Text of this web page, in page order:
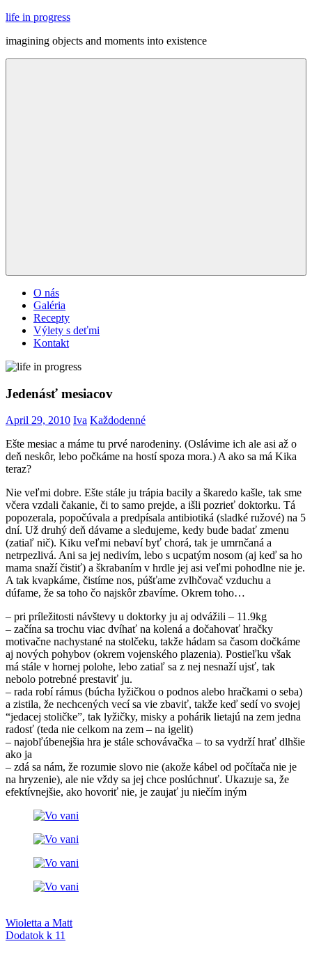
Skip
content
life in progress
imagining objects and moments into existence
O nás
Galéria
Recepty
Výlety s deťmi
Kontakt
Jedenásť mesiacov
April 29, 2010 Iva Každodenné
Ešte mesiac a máme tu prvé narodeniny. (Oslávime ich ale asi až o
deň neskôr, lebo počkáme na hostí spoza mora.) A ako sa má Kika
teraz?
Nie veľmi dobre. Ešte stále ju trápia bacily a škaredo kašle, tak sme
včera vzdali čakanie, či to samo prejde, a išli pozrieť doktorku. Tá
popozerala, popočúvala a predpísala antibiotiká (sladké ružové) na 5
dní. Už druhý deň dávame a sledujeme, kedy bude badať zmenu
(zatiaľ nič). Kiku veľmi nebaví byť chorá, tak je umrnčaná a
netrpezlivá. Ani sa jej nedivím, lebo s ucpatým nosom (aj keď sa ho
mama snaží čistiť) a škrabaním v hrdle jej asi veľmi pohodlne nie je.
A tak kvapkáme, čistíme nos, púšťame zvlhčovač vzduchu a
dúfame, že sa toho čo najskôr zbavíme. Okrem toho…
– pri príležitosti návštevy u doktorky ju aj odvážili – 11.9kg
– začína sa trochu viac dvíhať na kolená a dočahovať hračky
motivačne nachystané na stolčeku, takže hádam sa časom dočkáme
aj nových pohybov (okrem vojenského plazenia). Postieľku však
má stále v hornej polohe, lebo zatiaľ sa z nej nesnaží ujsť, tak
nebolo potrebné prestaviť ju.
– rada robí rámus (búcha lyžičkou o podnos alebo hračkami o seba)
a zistila, že nechcených vecí sa vie zbaviť, takže keď sedí vo svojej
“jedacej stoličke”, tak lyžičky, misky a pohárik lietajú na zem jedna
radosť (teda nie celkom na zem – na igelit)
– najobľúbenejšia hra je stále schovávačka – to sa vydrží hrať dlhšie
ako ja
– zdá sa nám, že rozumie slovo nie (akože kábel od počítača nie je
na hryzenie), ale nie vždy sa jej chce poslúchnuť. Ukazuje sa, že
efektívnejšie, ako hovoriť nie, je zaujať ju niečím iným
Kika
Post
navigation
Previous
Post:
Wioletta a Matt
Next
Dodatok k 11